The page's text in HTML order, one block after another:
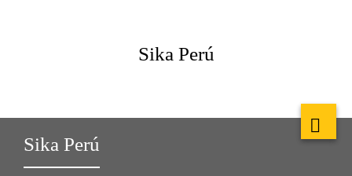
Sika Perú
Sika Perú